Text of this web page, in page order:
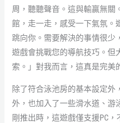
周，聽聽聲音。這與輸贏無關
館，走一走，感受一下氣氛。
跳向你。需要解決的事情很少
遊戲會挑戰您的導航技巧。但
索。」對我而言，這真是完美
除了符合泳池房的基本設定外
外，也加入了一些滑水道、游
剛推出時，這遊戲僅支援PC